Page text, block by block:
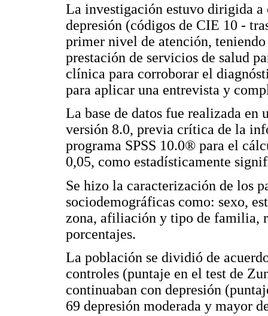
La investigación estuvo dirigida a
depresión (códigos de CIE 10 -
primer nivel de atención,
prestación de servicios de salud
clínica para corroborar el
para aplicar una entrevista y
La base de datos fue realizada
versión 8.0, previa crítica de la
programa SPSS 10.0® para el
0,05, como estadísticamente
Se hizo la caracterización de los
sociodemográficas como: sexo,
zona, afiliación y tipo de familia,
porcentajes.
La población se dividió de
controles (puntaje en el test de
continuaban con depresión
69 depresión moderada y mayor